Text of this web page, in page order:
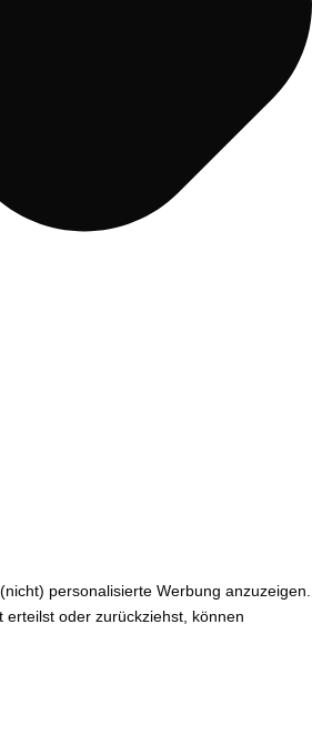
personalisierte Werbung anzuzeigen.
oder zurückziehst, können